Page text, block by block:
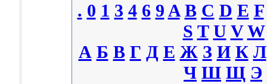
. 0 1 3 4 6 9 A B C D E F
S T U V W
А Б В Г Д Е Ж З И К Л
Ч Ш Щ Э